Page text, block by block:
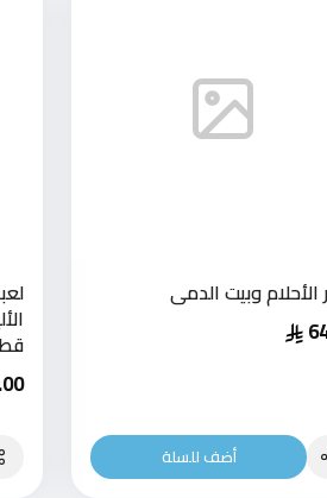
وبيت الدمى
أضف للسلة